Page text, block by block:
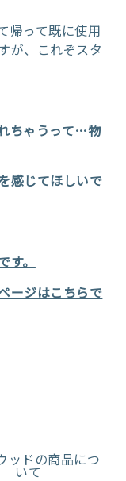
帰って既に使用
が、これぞスタ
ちゃうって…物
感じてほしいで
。
ージはこちらで